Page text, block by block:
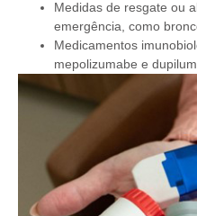
Medidas de resgate ou
emergência, como
Medicamentos
mepolizumabe e